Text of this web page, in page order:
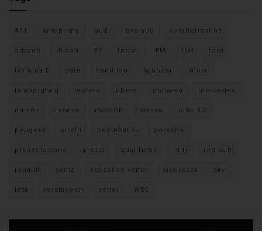
#F1 anteprima audi brembo caratteristiche
citroen ducati F1 ferrari FIA fiat ford
formula E gara hamilton hyundai imola
lamborghini leclerc libere mclaren mercedes
milano monza motoGP nissan orari TV
peugeot pirelli pneumatici porsche
presentazione prezzi qualifiche rally red bull
renault sainz sebastian vettel sicurezza sky
test verstappen vettel WEC